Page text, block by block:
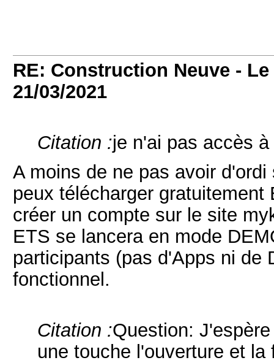
RE: Construction Neuve -
21/03/2021
Citation :je n'ai pas accès
A moins de ne pas avoir
peux télécharger
créer un compte sur le site
ETS se lancera en mode
participants (pas d'Apps ni de
fonctionnel.
Citation :Question:
une touche l'ouverture et